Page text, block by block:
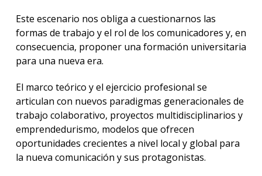
Este escenario nos obliga a cuestionarnos las
formas de trabajo y el rol de los comunicadores y, en
consecuencia, proponer una formación universitaria
para una nueva era.
El marco teórico y el ejercicio profesional se
articulan con nuevos paradigmas generacionales de
trabajo colaborativo, proyectos multidisciplinarios y
emprendedurismo, modelos que ofrecen
oportunidades crecientes a nivel local y global para
la nueva comunicación y sus protagonistas.